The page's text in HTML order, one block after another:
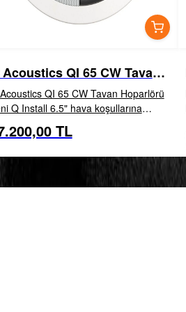
Acoustics QI 65 CW Tavan
QI 65 CW Tavan Hoparlörü
Q Install 6.5" hava koşullarına
tavan içi hoparlör Bu yeni Q
6.5" hava koşullarına dayanıklı
TL
İNCELE